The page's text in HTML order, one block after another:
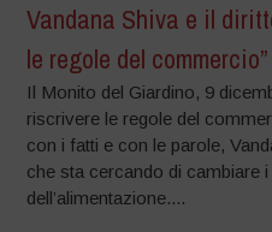
Vandana Shiva e il
le regole del commercio”
Il Monito del Giardino, 9
riscrivere le regole del
con i fatti e con le parole,
che sta cercando di cambiare
dell’alimentazione....